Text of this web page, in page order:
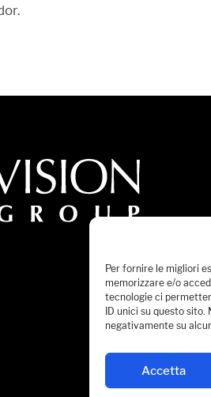
Per fornire le migliori
memorizzare e/o
tecnologie ci
ID unici su questo
negativamente su
Accetta